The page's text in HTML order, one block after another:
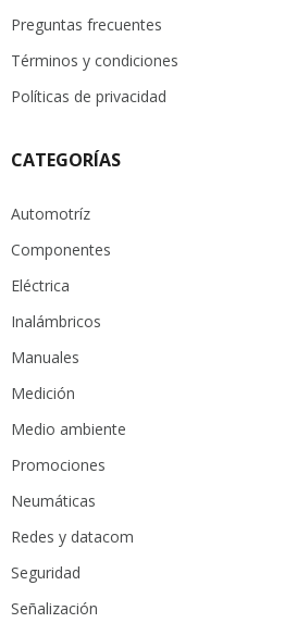
Preguntas frecuentes
Términos y condiciones
Políticas de privacidad
CATEGORÍAS
Automotríz
Componentes
Eléctrica
Inalámbricos
Manuales
Medición
Medio ambiente
Promociones
Neumáticas
Redes y datacom
Seguridad
Señalización